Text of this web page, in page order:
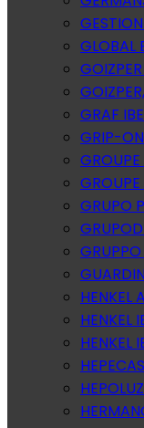
GLOBAL
GRAF
GRIP-
GROUPE
GROUPE
GRUPO
GRUPPO
HENKEL
HENKEL
HENKEL
HEPOLUZ